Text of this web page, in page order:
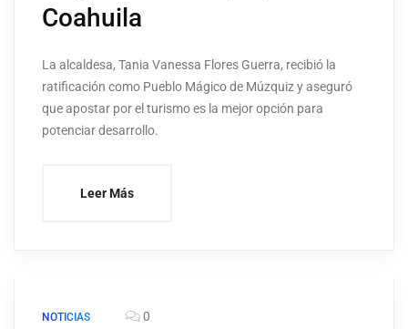
Coahuila
La alcaldesa, Tania Vanessa Flores Guerra, recibió la
ratificación como Pueblo Mágico de Múzquiz y aseguró
que apostar por el turismo es la mejor opción para
potenciar desarrollo.
Leer Más
NOTICIAS 0